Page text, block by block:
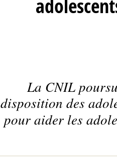
La CNIL
disposition des
pour aider les